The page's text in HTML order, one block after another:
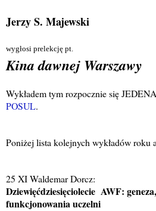
Jerzy S. Majewski
wygłosi prelekcję pt.
Kina dawnej Warszawy
Wykładem tym rozpocznie się
POSUL.
Poniżej lista kolejnych wykładów roku
25 XI Waldemar Dorcz:
Dziewięćdziesięciolecie AWF:
funkcjonowania uczelni